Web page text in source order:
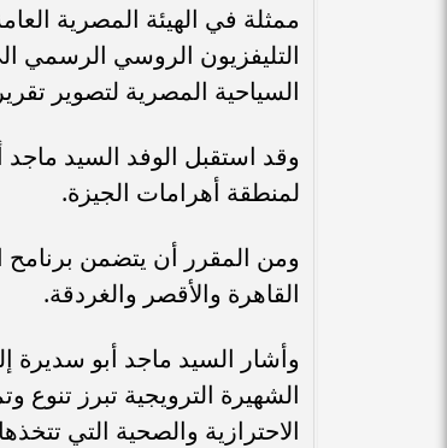
ممثلة في الهيئة المصرية
التليفزيون الروسي الرسمي
السياحية المصرية لتصوير
وقد استقبل الوفد السيد ماجد
لمنطقة أهرامات الجيزة.
ومن المقرر أن يتضمن برنامح
القاهرة والأقصر والغردقة.
وأشار السيد ماجد أبو
الشهيرة الترويجية تبرز
الاحترازية والصحية التي